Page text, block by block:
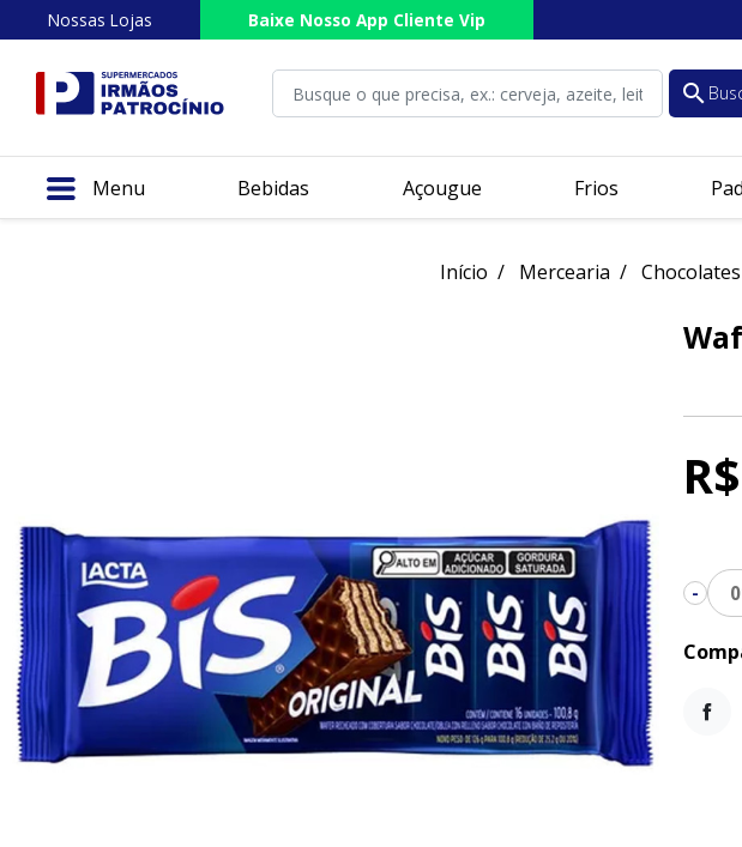
Nossas Lojas Baixe Nosso App Cliente Vip
search
Menu Bebidas Açougue Frios
Início Mercearia Chocolates
-